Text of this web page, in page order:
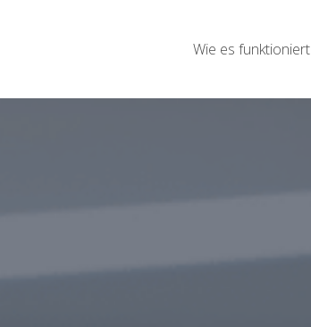
Wie es funktioniert